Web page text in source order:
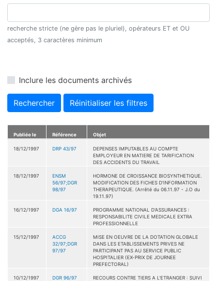
recherche stricte (ne gère pas le pluriel), opérateurs ET et OU
acceptés, 3 caractères minimum
Inclure les documents archivés
Rechercher Réinitialiser les filtres
Publiée le Référence Objet
18/12/1997 DRP 43/97
DEPENSES IMPUTABLES AU COMPTE
EMPLOYEUR EN MATIERE DE TARIFICATION
DES ACCIDENTS DU TRAVAIL
18/12/1997
ENSM
56/97;DGR
98/97
HORMONE DE CROISSANCE BIOSYNTHETIQUE.
MODIFICATION DES FICHES D'INFORMATION
THERAPEUTIQUE. (Arrêté du 06.11.97 - J.O du
19.11.97)
16/12/1997 DGA 16/97
PROGRAMME NATIONAL D'ASSURANCES :
RESPONSABILITE CIVILE MEDICALE EXTRA
PROFESSIONNELLE
15/12/1997
ACCG
32/97;DGR
97/97
MISE EN OEUVRE DE LA DOTATION GLOBALE
DANS LES ETABLISSEMENTS PRIVES NE
PARTICIPANT PAS AU SERVICE PUBLIC
HOSPITALIER (EX-PRIX DE JOURNEE
PREFECTORAL)
10/12/1997 DGR 96/97
RECOURS CONTRE TIERS A L'ETRANGER : SUIVI